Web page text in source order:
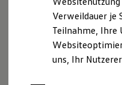
Garantien
Geschäftskunden
Großkunden
Behörden
Verweildauer je
Teilnahme, Ihre
uns, Ihr